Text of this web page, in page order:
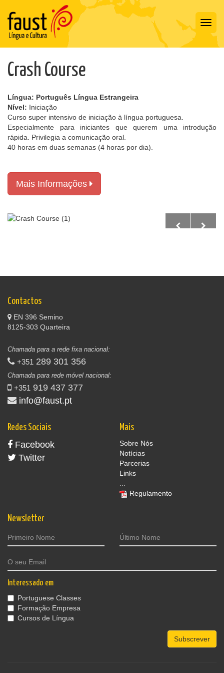
Crash Course
Língua: Português Língua Estrangeira
Nível: Iniciação
Curso super intensivo de iniciação à língua portuguesa.
Especialmente para iniciantes que querem uma introdução
rápida. Privilegia a comunicação oral.
40 horas em duas semanas (4 horas por dia).
Mais Informações
Contactos
EN 396 Semino
8125-303 Quarteira
Chamada para a rede fixa nacional:
+351 289 301 356
Chamada para rede móvel nacional:
+351 919 437 377
info@faust.pt
Redes Sociais
Facebook
Twitter
Mais
Sobre Nós
Notícias
Parcerias
Links
...
Regulamento
Newsletter
Interessado em
Portuguese Classes
Formação Empresa
Cursos de Língua
Subscrever